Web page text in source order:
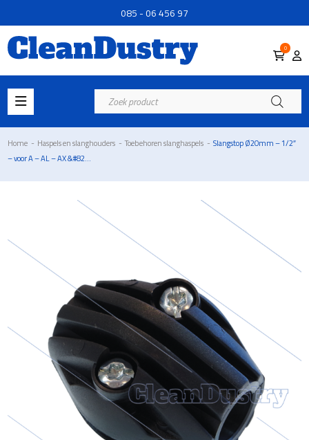
085 - 06 456 97
0
Producten
zoeken
Home - Haspels en slanghouders - Toebehoren slanghaspels - Slangstop Ø20mm – 1/2″
– voor A – AL – AX &#82...